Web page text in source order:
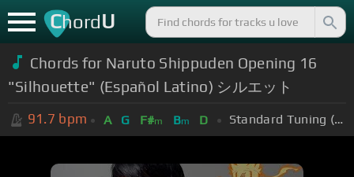
ChordU
Chords for Naruto Shippuden Opening 16
"Silhouette" (Español Latino) シルエット
91.7 bpm A G F#m Bm D Standard Tuning (EADGBE)